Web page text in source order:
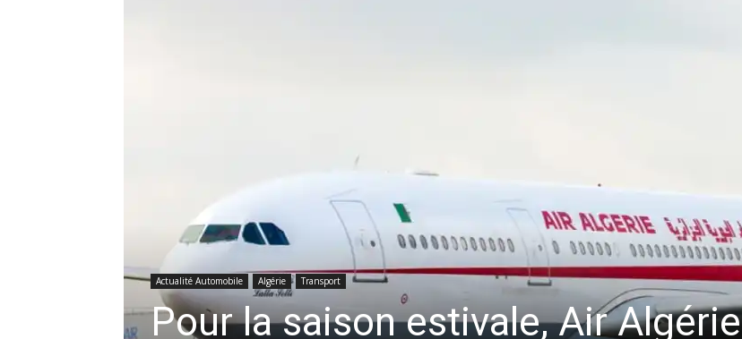
Actualité Automobile Algérie Transport
Pour la saison estivale, Air Algérie